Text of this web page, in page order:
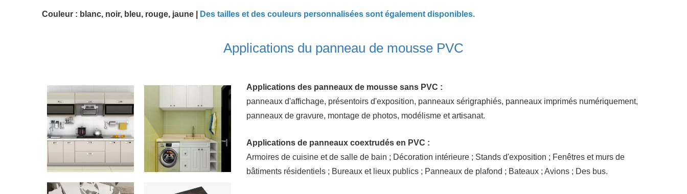
Couleur : blanc, noir, bleu, rouge, jaune | Des tailles et des couleurs personnalisées sont également disponibles.
Applications du panneau de mousse PVC
Applications des panneaux de mousse sans PVC :
panneaux d'affichage, présentoirs d'exposition, panneaux sérigraphiés, panneaux imprimés numériquement,
panneaux de gravure, montage de photos, modélisme et artisanat.
Applications de panneaux coextrudés en PVC :
Armoires de cuisine et de salle de bain ; Décoration intérieure ; Stands d'exposition ; Fenêtres et murs de
bâtiments résidentiels ; Bureaux et lieux publics ; Panneaux de plafond ; Bateaux ; Avions ; Des bus.